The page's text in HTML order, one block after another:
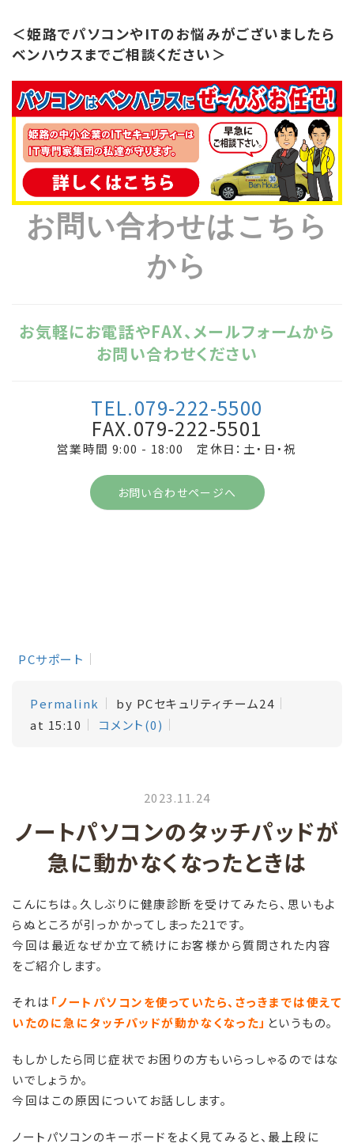
＜姫路でパソコンやITのお悩みがございましたら
ベンハウスまでご相談ください＞
お問い合わせはこちら
から
お気軽にお電話やFAX、メールフォームから
お問い合わせください
TEL.079-222-5500
FAX.079-222-5501
営業時間 9:00 - 18:00 定休日：土・日・祝
お問い合わせページへ
PCサポート
Permalink
by PCセキュリティチーム24
at 15:10
コメント(0)
2023.11.24
ノートパソコンのタッチパッドが
急に動かなくなったときは
こんにちは。久しぶりに健康診断を受けてみたら、思いもよ
らぬところが引っかかってしまった21です。
今回は最近なぜか立て続けにお客様から質問された内容
をご紹介します。
それは 「ノートパソコンを使っていたら、さっきまでは使えて
いたのに急にタッチパッドが動かなくなった」 というもの。
もしかしたら同じ症状でお困りの方もいらっしゃるのではな
いでしょうか。
今回はこの原因についてお話しします。
ノートパソコンのキーボードをよく見てみると、最上段に